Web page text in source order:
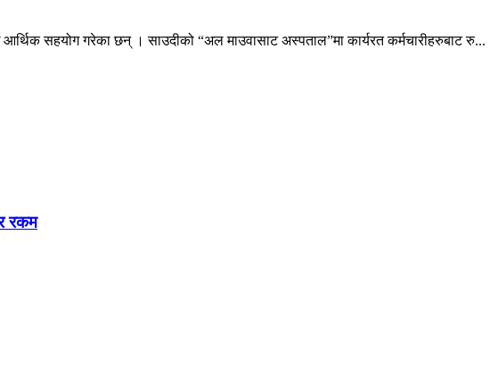
आर्थिक सहयोग गरेका छन् । साउदीको “अल माउवासाट अस्पताल”मा कार्यरत कर्मचारीहरुबाट रु...
रकम